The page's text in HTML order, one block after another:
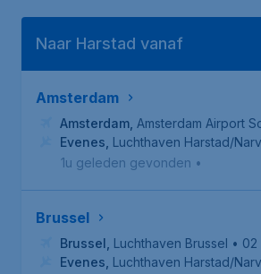
Naar Harstad vanaf
Amsterdam
Amsterdam Amsterdam Airport
Evenes Luchthaven Harstad/
1u geleden gevonden •
Brussel
Brussel Luchthaven Brussel • 02
Evenes Luchthaven Harstad/